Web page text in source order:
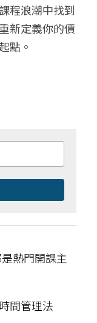
程浪潮中找到
新定義你的價
點。
熱門開課主
間管理法